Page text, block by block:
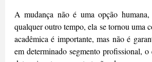
A mudança não é uma opção
qualquer outro tempo, ela se tornou uma
acadêmica é importante, mas não é
em determinado segmento profissional,